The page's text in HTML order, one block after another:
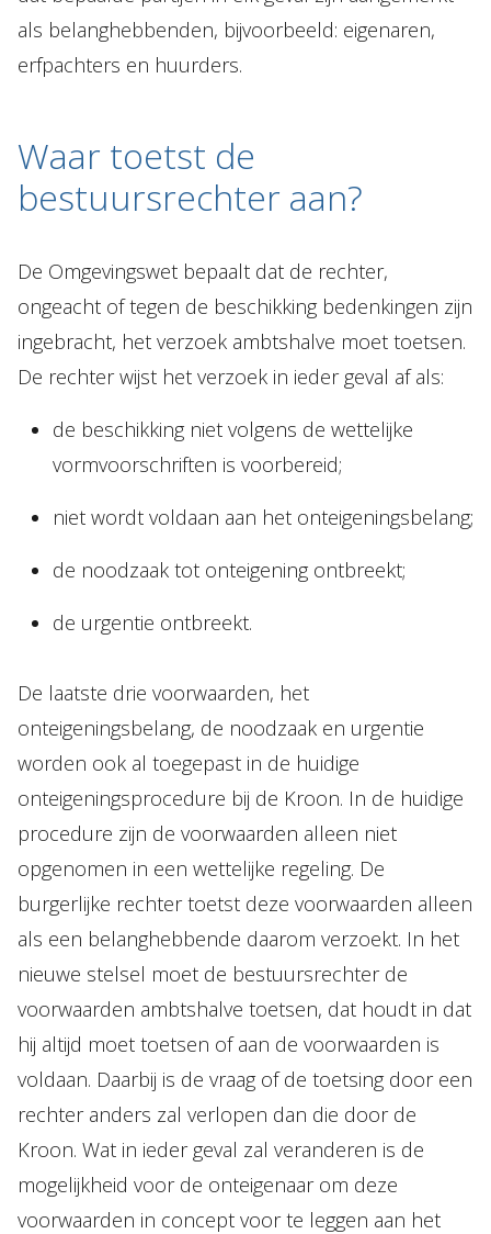
als belanghebbenden, bijvoorbeeld: eigenaren,
erfpachters en huurders.
Waar toetst de
bestuursrechter aan?
De Omgevingswet bepaalt dat de rechter,
ongeacht of tegen de beschikking bedenkingen zijn
ingebracht, het verzoek ambtshalve moet toetsen.
De rechter wijst het verzoek in ieder geval af als:
de beschikking niet volgens de wettelijke
vormvoorschriften is voorbereid;
niet wordt voldaan aan het onteigeningsbelang;
de noodzaak tot onteigening ontbreekt;
de urgentie ontbreekt.
De laatste drie voorwaarden, het
onteigeningsbelang, de noodzaak en urgentie
worden ook al toegepast in de huidige
onteigeningsprocedure bij de Kroon. In de huidige
procedure zijn de voorwaarden alleen niet
opgenomen in een wettelijke regeling. De
burgerlijke rechter toetst deze voorwaarden alleen
als een belanghebbende daarom verzoekt. In het
nieuwe stelsel moet de bestuursrechter de
voorwaarden ambtshalve toetsen, dat houdt in dat
hij altijd moet toetsen of aan de voorwaarden is
voldaan. Daarbij is de vraag of de toetsing door een
rechter anders zal verlopen dan die door de
Kroon. Wat in ieder geval zal veranderen is de
mogelijkheid voor de onteigenaar om deze
voorwaarden in concept voor te leggen aan het